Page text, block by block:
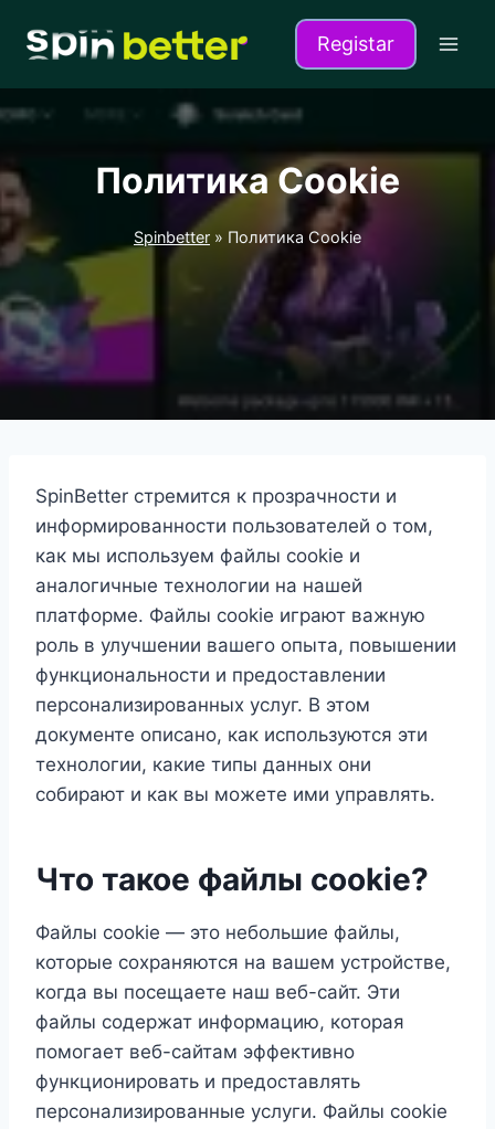
Registar
Политика Cookie
Spinbetter » Политика Cookie
SpinBetter стремится к прозрачности и
информированности пользователей о том,
как мы используем файлы cookie и
аналогичные технологии на нашей
платформе. Файлы cookie играют важную
роль в улучшении вашего опыта, повышении
функциональности и предоставлении
персонализированных услуг. В этом
документе описано, как используются эти
технологии, какие типы данных они
собирают и как вы можете ими управлять.
Что такое файлы cookie?
Файлы cookie — это небольшие файлы,
которые сохраняются на вашем устройстве,
когда вы посещаете наш веб-сайт. Эти
файлы содержат информацию, которая
помогает веб-сайтам эффективно
функционировать и предоставлять
персонализированные услуги. Файлы cookie